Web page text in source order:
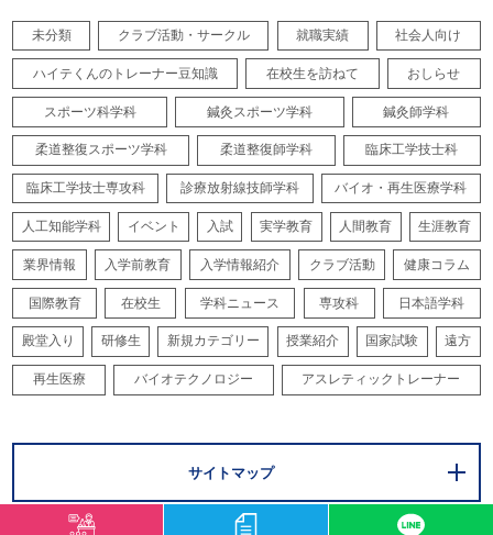
未分類 クラブ活動・サークル 就職実績 社会人向け
ハイテくんのトレーナー豆知識 在校生を訪ねて おしらせ
スポーツ科学科 鍼灸スポーツ学科 鍼灸師学科
柔道整復スポーツ学科 柔道整復師学科 臨床工学技士科
臨床工学技士専攻科 診療放射線技師学科 バイオ・再生医療学科
人工知能学科 イベント 入試 実学教育 人間教育 生涯教育
業界情報 入学前教育 入学情報紹介 クラブ活動 健康コラム
国際教育 在校生 学科ニュース 専攻科 日本語学科
殿堂入り 研修生 新規カテゴリー 授業紹介 国家試験 遠方
再生医療 バイオテクノロジー アスレティックトレーナー
サイトマップ